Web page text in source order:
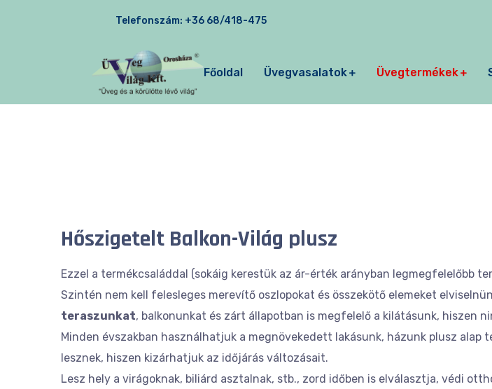
Telefonszám: +36 68/418-475
Főoldal Üvegvasalatok Üvegtermékek
Hőszigetelt Balkon-Világ plusz
Ezzel a termékcsaláddal (sokáig kerestük az ár-érték arányban legmegfelelőbb
Szintén nem kell felesleges merevítő oszlopokat és összekötő elemeket
teraszunkat, balkonunkat és zárt állapotban is megfelelő a kilátásunk, hiszen
Minden évszakban használhatjuk a megnövekedett lakásunk, házunk plusz
lesznek, hiszen kizárhatjuk az időjárás változásait.
Lesz hely a virágoknak, biliárd asztalnak, stb., zord időben is elválasztja, védi